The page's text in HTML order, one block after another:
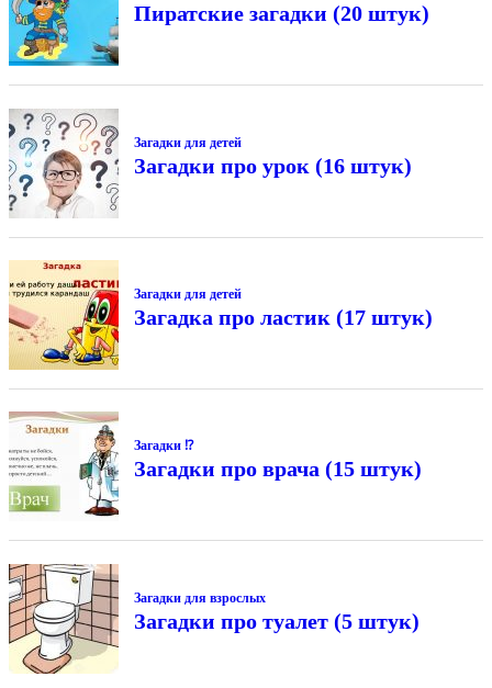
Пиратские загадки (20 штук)
Загадки для детей
Загадки про урок (16 штук)
Загадки для детей
Загадка про ластик (17 штук)
Загадки ⁉
Загадки про врача (15 штук)
Загадки для взрослых
Загадки про туалет (5 штук)